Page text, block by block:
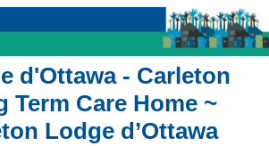
d'Ottawa - Carleton
Term Care Home ~
Lodge d’Ottawa